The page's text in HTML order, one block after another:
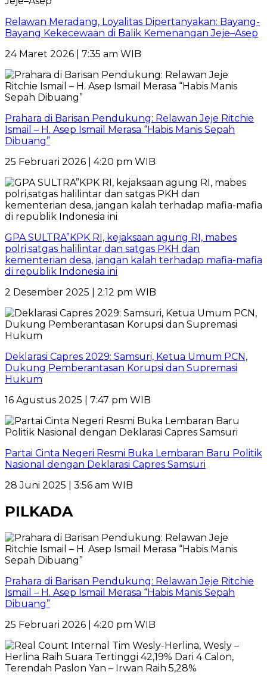
Relawan Meradang, Loyalitas Dipertanyakan: Bayang-
Bayang Kekecewaan di Balik Kemenangan Jeje–Asep
24 Maret 2026 | 7:35 am WIB
Prahara di Barisan Pendukung: Relawan Jeje Ritchie
Ismail – H. Asep Ismail Merasa “Habis Manis Sepah
Dibuang”
25 Februari 2026 | 4:20 pm WIB
GPA SULTRA”KPK RI, kejaksaan agung RI, mabes
polri,satgas halilintar dan satgas PKH dan
kementerian desa, jangan kalah terhadap mafia-mafia
di republik Indonesia ini
2 Desember 2025 | 2:12 pm WIB
Deklarasi Capres 2029: Samsuri, Ketua Umum PCN,
Dukung Pemberantasan Korupsi dan Supremasi
Hukum
16 Agustus 2025 | 7:47 pm WIB
Partai Cinta Negeri Resmi Buka Lembaran Baru Politik
Nasional dengan Deklarasi Capres Samsuri
28 Juni 2025 | 3:56 am WIB
PILKADA
Prahara di Barisan Pendukung: Relawan Jeje Ritchie
Ismail – H. Asep Ismail Merasa “Habis Manis Sepah
Dibuang”
25 Februari 2026 | 4:20 pm WIB